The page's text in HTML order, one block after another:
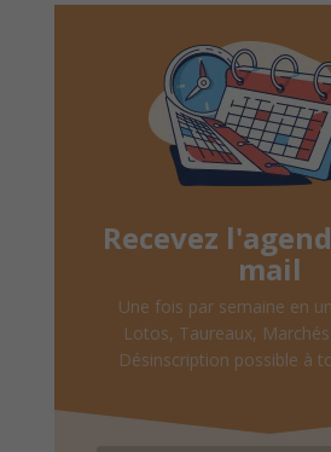
Recevez
mail
Une fois par semaine en
Lotos, Taureaux,
Désinscription possible à